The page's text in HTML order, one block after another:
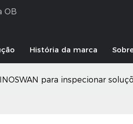
OB
História da marca
para inspecionar